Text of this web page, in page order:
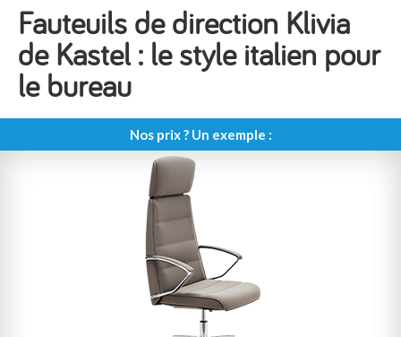
Fauteuils de direction Klivia
de Kastel : le style italien pour
le bureau
Nos prix ? Un exemple :